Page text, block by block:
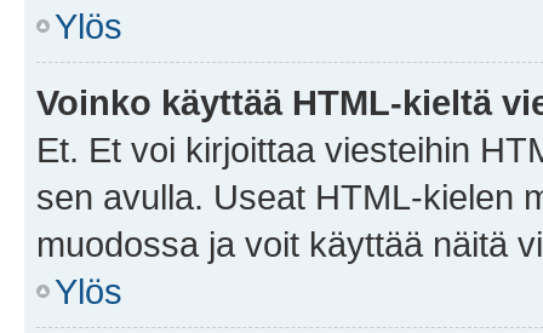
Ylös
Voinko käyttää HTML-kieltä
Et. Et voi kirjoittaa viesteihin
sen avulla. Useat HTML-kielen
muodossa ja voit käyttää näitä
Ylös